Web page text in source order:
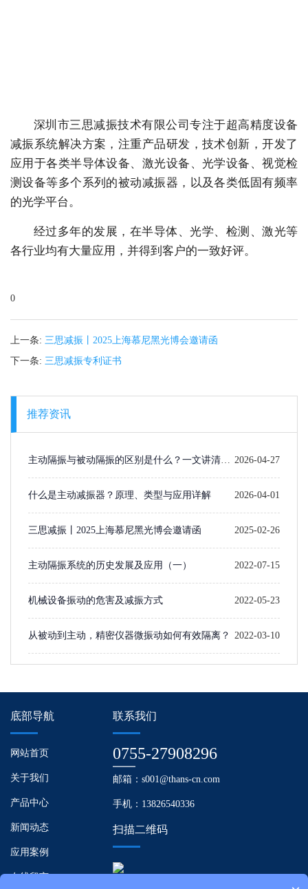
深圳市三思减振技术有限公司专注于超高精度设备
减振系统解决方案，注重产品研发，技术创新，开发了
应用于各类半导体设备、激光设备、光学设备、视觉检
测设备等多个系列的被动减振器，以及各类低固有频率
的光学平台。
经过多年的发展，在半导体、光学、检测、激光等
各行业均有大量应用，并得到客户的一致好评。
0
上一条: 三思减振丨2025上海慕尼黑光博会邀请函
下一条: 三思减振专利证书
推荐资讯
主动隔振与被动隔振的区别是什么？一文讲清楚
选型逻辑
2026-04-27
什么是主动减振器？原理、类型与应用详解 2026-04-01
三思减振丨2025上海慕尼黑光博会邀请函 2025-02-26
主动隔振系统的历史发展及应用（一）​ 2022-07-15
机械设备振动的危害及减振方式 2022-05-23
从被动到主动，精密仪器微振动如何有效隔离？ 2022-03-10
底部导航
网站首页
关于我们
产品中心
新闻动态
应用案例
在线留言
联系我们
0755-27908296
邮箱：s001@thans-cn.com
手机：13826540336
扫描二维码